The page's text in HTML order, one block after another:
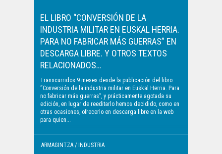
EL LIBRO “CONVERSIÓN DE LA
INDUSTRIA MILITAR EN EUSKAL HERRIA.
PARA NO FABRICAR MÁS GUERRAS” EN
DESCARGA LIBRE. Y OTROS TEXTOS
RELACIONADOS…
Transcurridos 9 meses desde la publicación del libro
“Conversión de la industria militar en Euskal Herria. Para
no fabricar más guerras”, y prácticamente agotada su
edición, en lugar de reeditarlo hemos decidido, como en
otras ocasiones, ofrecerlo en descarga libre en la web
para quien...
ARMAGINTZA / INDUSTRIA